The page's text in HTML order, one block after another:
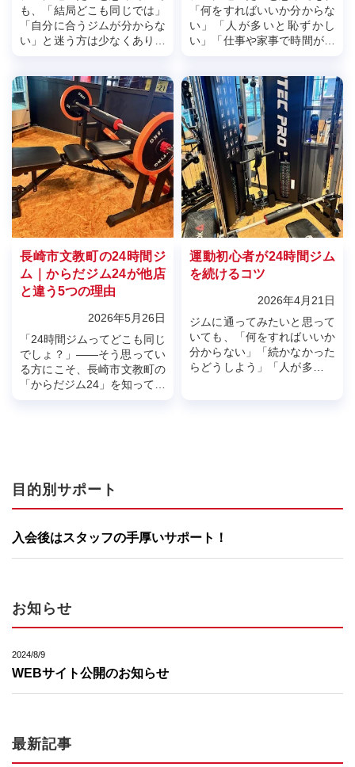
も、「結局どこも同じでは」
「自分に合うジムが分からな
い」と迷う方は少なくありま
感じて続かなかったという声
も多くあり...
「何をすればいいか分からな
い」「人が多いと恥ずかし
い」「仕事や家事で時間が合
と感じたことはありません
か。24時間...
長崎市文教町の24時間ジ
ム｜からだジム24が他店
と違う5つの理由
2026年5月26日
「24時間ジムってどこも同じ
でしょ？」――そう思ってい
る方にこそ、長崎市文教町の
「からだジム24」を知ってい
運動初心者が24時間ジム
を続けるコツ
2026年4月21日
ジムに通ってみたいと思って
いても、「何をすればいいか
分からない」「続かなかった
らどうしよう」「人が多い場
目的別サポート
入会後はスタッフの手厚いサポート！
お知らせ
2024/8/9
WEBサイト公開のお知らせ
最新記事